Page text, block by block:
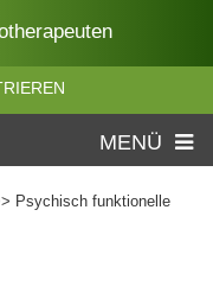
MENÜ
Psychisch funktionelle